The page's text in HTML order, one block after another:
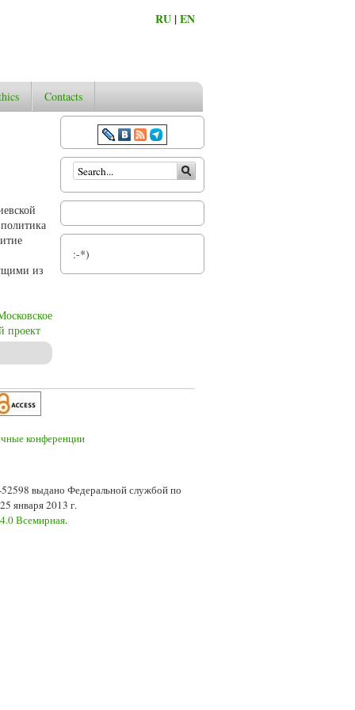
RU |EN
Contacts
из
проект
Search form
:-*)
выдано Федеральной службой по
января 2013 г.
Всемирная.